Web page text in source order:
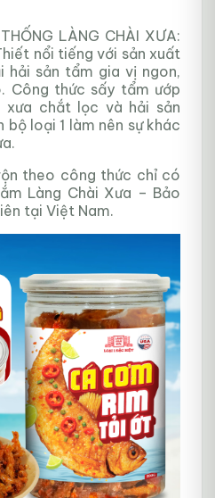
LÀNG CHÀI XƯA:
nổi tiếng với sản xuất
hải sản tẩm gia vị ngon,
Công thức sấy tẩm ướp
xưa chắt lọc và hải sản
loại 1 làm nên sự khác
theo công thức chỉ có
Làng Chài Xưa – Bảo
tại Việt Nam.